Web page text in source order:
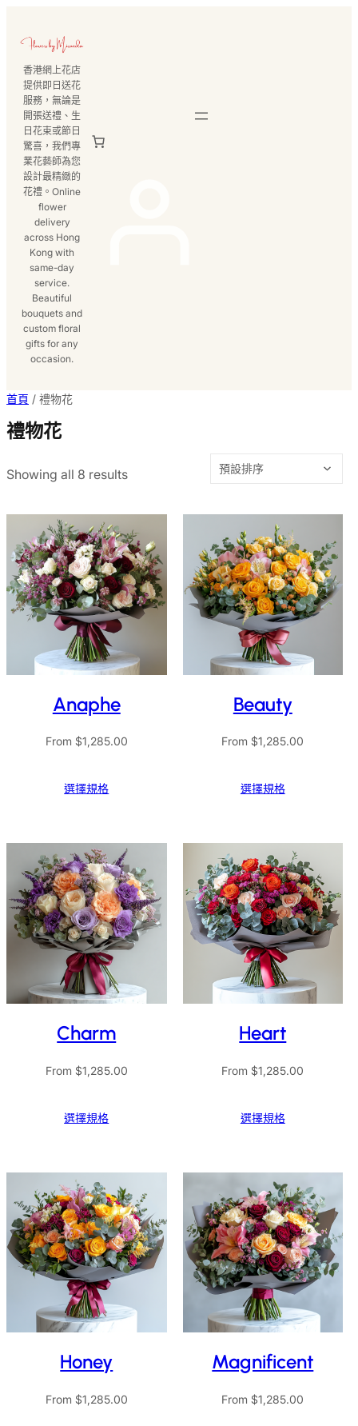
香港網上花店
提供即日送花
服務，無論是
開張送禮、生
日花束或節日
驚喜，我們專
業花藝師為您
設計最精緻的
花禮。Online
flower
delivery
across Hong
Kong with
same-day
service.
Beautiful
bouquets and
custom floral
gifts for any
occasion.
首頁 / 禮物花
禮物花
Showing all 8 results
Anaphe
From $1,285.00
選擇規格
Beauty
From$1,285.00
選擇規格
Charm
From $1,285.00
選擇規格
Heart
From$1,285.00
選擇規格
Honey
From $1,285.00
Magnificent
From$1,285.00